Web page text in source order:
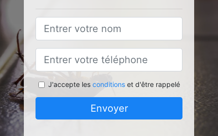
J'accepte les conditionset d'être rappelé
Envoyer